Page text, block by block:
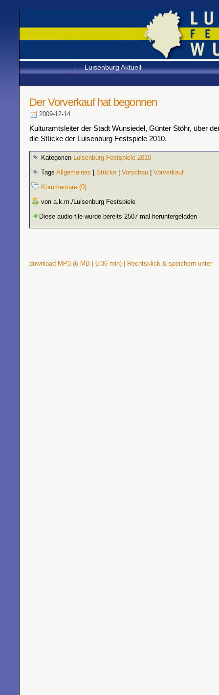
Luisenburg Aktuell
Der Vorverkauf hat begonnen
2009-12-14
Kulturamtsleiter der Stadt Wunsiedel, Günter Stöhr, über
die Stücke der Luisenburg Festspiele 2010.
Kategorien Luisenburg Festspiele 2010
Tags Allgemeines Stücke Vorschau
Vorverkauf
Kommentare (0)
von a.k.m./Luisenburg Festspiele
Diese audio file wurde bereits 2507 mal heruntergeladen
download MP3 (6 MB | 6:36 min) | Rechtsklick & speichern unter